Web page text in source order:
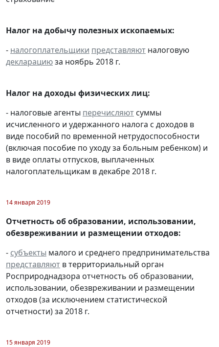
Налог на добычу полезных ископаемых:
- налогоплательщики представляют налоговую
декларациюза ноябрь 2018 г.
Налог на доходы физических лиц:
- налоговые агенты перечисляют суммы
исчисленного и удержанного налога с доходов в
виде пособий по временной нетрудоспособности
(включая пособие по уходу за больным ребенком) и
в виде оплаты отпусков, выплаченных
налогоплательщикам в декабре 2018 г.
14 января 2019
Отчетность об образовании, использовании,
обезвреживании и размещении отходов:
- субъекты малого и среднего предпринимательства
представляют в территориальный орган
Росприроднадзора отчетность об образовании,
использовании, обезвреживании и размещении
отходов (за исключением статистической
отчетности) за 2018 г.
15 января 2019